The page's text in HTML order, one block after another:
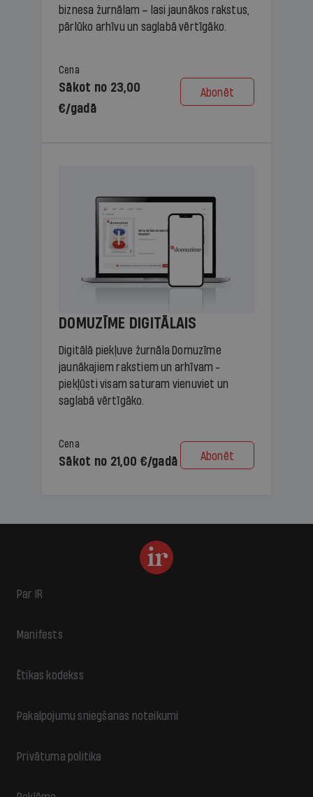
biznesa žurnālam – lasi jaunākos rakstus,
pārlūko arhīvu un saglabā vērtīgāko.
Cena
Sākot no 23,00
€/gadā
Abonēt
DOMUZĪME DIGITĀLAIS
Digitālā piekļuve žurnāla Domuzīme
jaunākajiem rakstiem un arhīvam -
piekļūsti visam saturam vienuviet un
saglabā vērtīgāko.
Cena
Sākot no 21,00 €/gadā Abonēt
Par IR
Manifests
Ētikas kodekss
Pakalpojumu sniegšanas noteikumi
Privātuma politika